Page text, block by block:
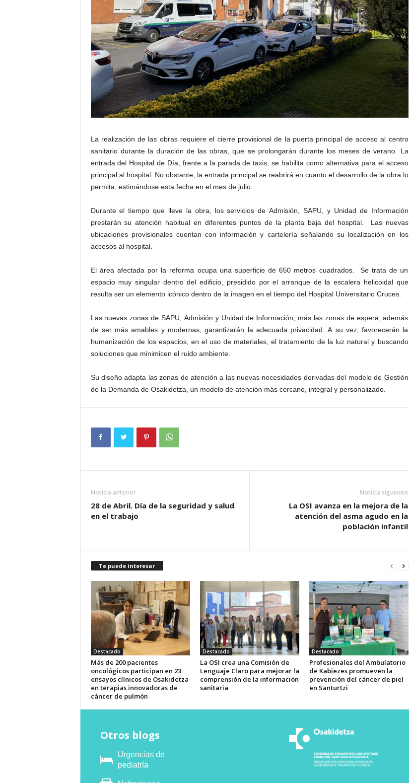
La realización de las obras requiere el cierre provisional de la puerta principal de acceso al centro
sanitario durante la duración de las obras, que se prolongarán durante los meses de verano. La
entrada del Hospital de Día, frente a la parada de taxis, se habilita como alternativa para el acceso
principal al hospital. No obstante, la entrada principal se reabrirá en cuanto el desarrollo de la obra lo
permita, estimándose esta fecha en el mes de julio.
Durante el tiempo que lleve la obra, los servicios de Admisión, SAPU, y Unidad de Información
prestarán su atención habitual en diferentes puntos de la planta baja del hospital. Las nuevas
ubicaciones provisionales cuentan con información y cartelería señalando su localización en los
accesos al hospital.
El área afectada por la reforma ocupa una superficie de 650 metros cuadrados. Se trata de un
espacio muy singular dentro del edificio, presidido por el arranque de la escalera helicoidal que
resulta ser un elemento icónico dentro de la imagen en el tiempo del Hospital Universitario Cruces.
Las nuevas zonas de SAPU, Admisión y Unidad de Información, más las zonas de espera, además
de ser más amables y modernas, garantizarán la adecuada privacidad. A su vez, favorecerán la
humanización de los espacios, en el uso de materiales, el tratamiento de la luz natural y buscando
soluciones que minimicen el ruido ambiente.
Su diseño adapta las zonas de atención a las nuevas necesidades derivadas del modelo de Gestión
de la Demanda de Osakidetza, un modelo de atención más cercano, integral y personalizado.
Noticia anterior
28 de Abril. Día de la seguridad y salud
en el trabajo
Noticia siguiente
La OSI avanza en la mejora de la
atención del asma agudo en la
población infantil
Te puede interesar
Destacado
Más de 200 pacientes
oncológicos participan en 23
ensayos clínicos de Osakidetza
en terapias innovadoras de
cáncer de pulmón
Destacado
La OSI crea una Comisión de
Lenguaje Claro para mejorar la
comprensión de la información
sanitaria
Destacado
Profesionales del Ambulatorio
de Kabiezes promueven la
prevención del cáncer de piel
en Santurtzi
Otros blogs
Urgencias de
pediatría